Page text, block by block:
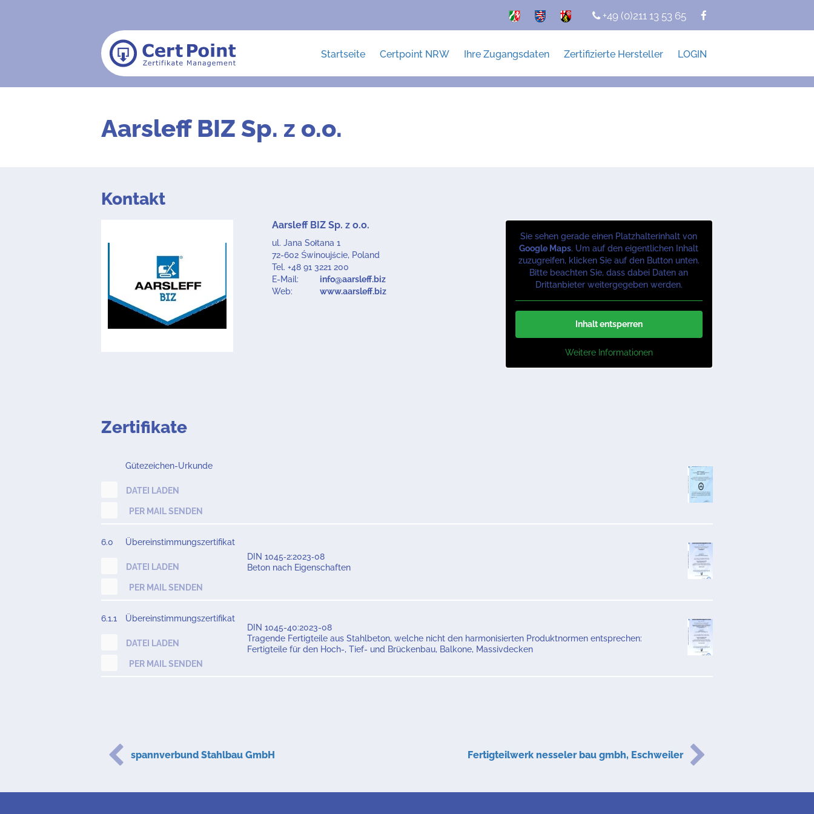
+49 (0)211 13 53 65
Startseite Certpoint NRW Ihre Zugangsdaten Zertifizierte Hersteller LOGIN
Aarsleff BIZ Sp. z o.o.
Kontakt
Aarsleff BIZ Sp. z o.o.
ul. Jana Sołtana 1
72-602 Świnoujście, Poland
Tel. +48 91 3221 200
E-Mail:
info@aarsleff.biz
Web:
www.aarsleff.biz
Sie sehen gerade einen Platzhalterinhalt von
Google Maps. Um auf den eigentlichen Inhalt
zuzugreifen, klicken Sie auf den Button unten.
Bitte beachten Sie, dass dabei Daten an
Drittanbieter weitergegeben werden.
Inhalt entsperren
Weitere Informationen
Zertifikate
Gütezeichen-Urkunde
DATEI LADEN
PER MAIL SENDEN
6.0 Übereinstimmungszertifikat
DATEI LADEN
PER MAIL SENDEN
DIN 1045‑2:2023‑08
Beton nach Eigenschaften
6.1.1 Übereinstimmungszertifikat
DATEI LADEN
PER MAIL SENDEN
DIN 1045-40:2023-08
Tragende Fertigteile aus Stahlbeton, welche nicht den harmonisierten Produktnormen entsprechen:
Fertigteile für den Hoch-, Tief- und Brückenbau, Balkone, Massivdecken
spannverbund Stahlbau GmbH Fertigteilwerk nesseler bau gmbh, Eschweiler